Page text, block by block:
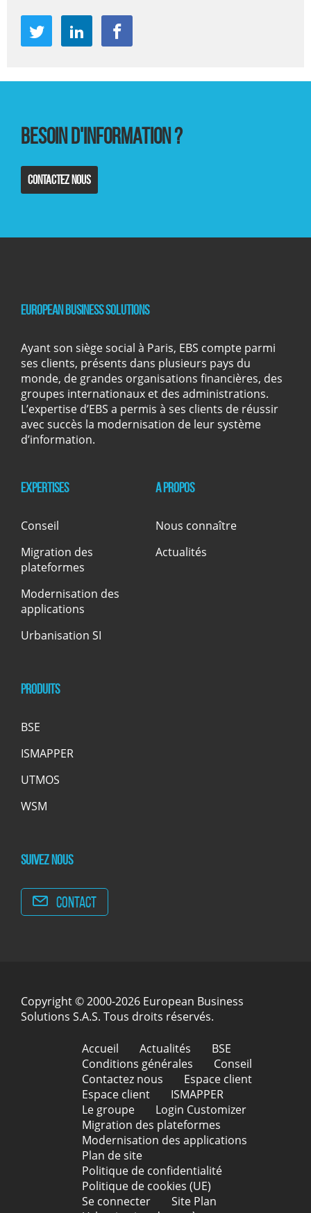
Partager
sur
Partager
sur
sur
Besoin d'information ?
Contactez nous
European Business Solutions
Ayant son siège social à Paris, EBS compte parmi
ses clients, présents dans plusieurs pays du
monde, de grandes organisations financières, des
groupes internationaux et des administrations.
L’expertise d’EBS a permis à ses clients de réussir
avec succès la modernisation de leur système
d’information.
Expertises
Conseil
Migration des
plateformes
Modernisation des
applications
Urbanisation SI
A propos
Nous connaître
Actualités
Produits
BSE
ISMAPPER
UTMOS
WSM
Suivez nous
Contact
Copyright © 2000-2026 European Business
Solutions S.A.S. Tous droits réservés.
Accueil Actualités
BSE
Conditions générales
Conseil
Contactez nous
Espace client
Espace client
ISMAPPER
Le groupe
Login Customizer
Migration des plateformes
Modernisation des applications
Plan de site
Politique de confidentialité
Politique de cookies (UE)
Se connecter
Site Plan